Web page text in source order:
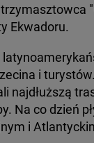
Ekwadoru.
i
najdłuższą
Na co dzień
i